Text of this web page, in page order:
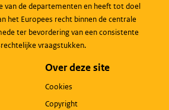
van de departementen en heeft tot doel
het Europees recht binnen de centrale
ter bevordering van een consistente
vraagstukken.
Over deze site
Cookies
Copyright